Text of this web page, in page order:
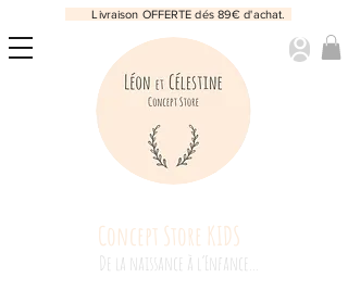
Concept Store KIDS
De la naissance à l’Enfance...
Livraison OFFERTE dés 89€ d'achat.